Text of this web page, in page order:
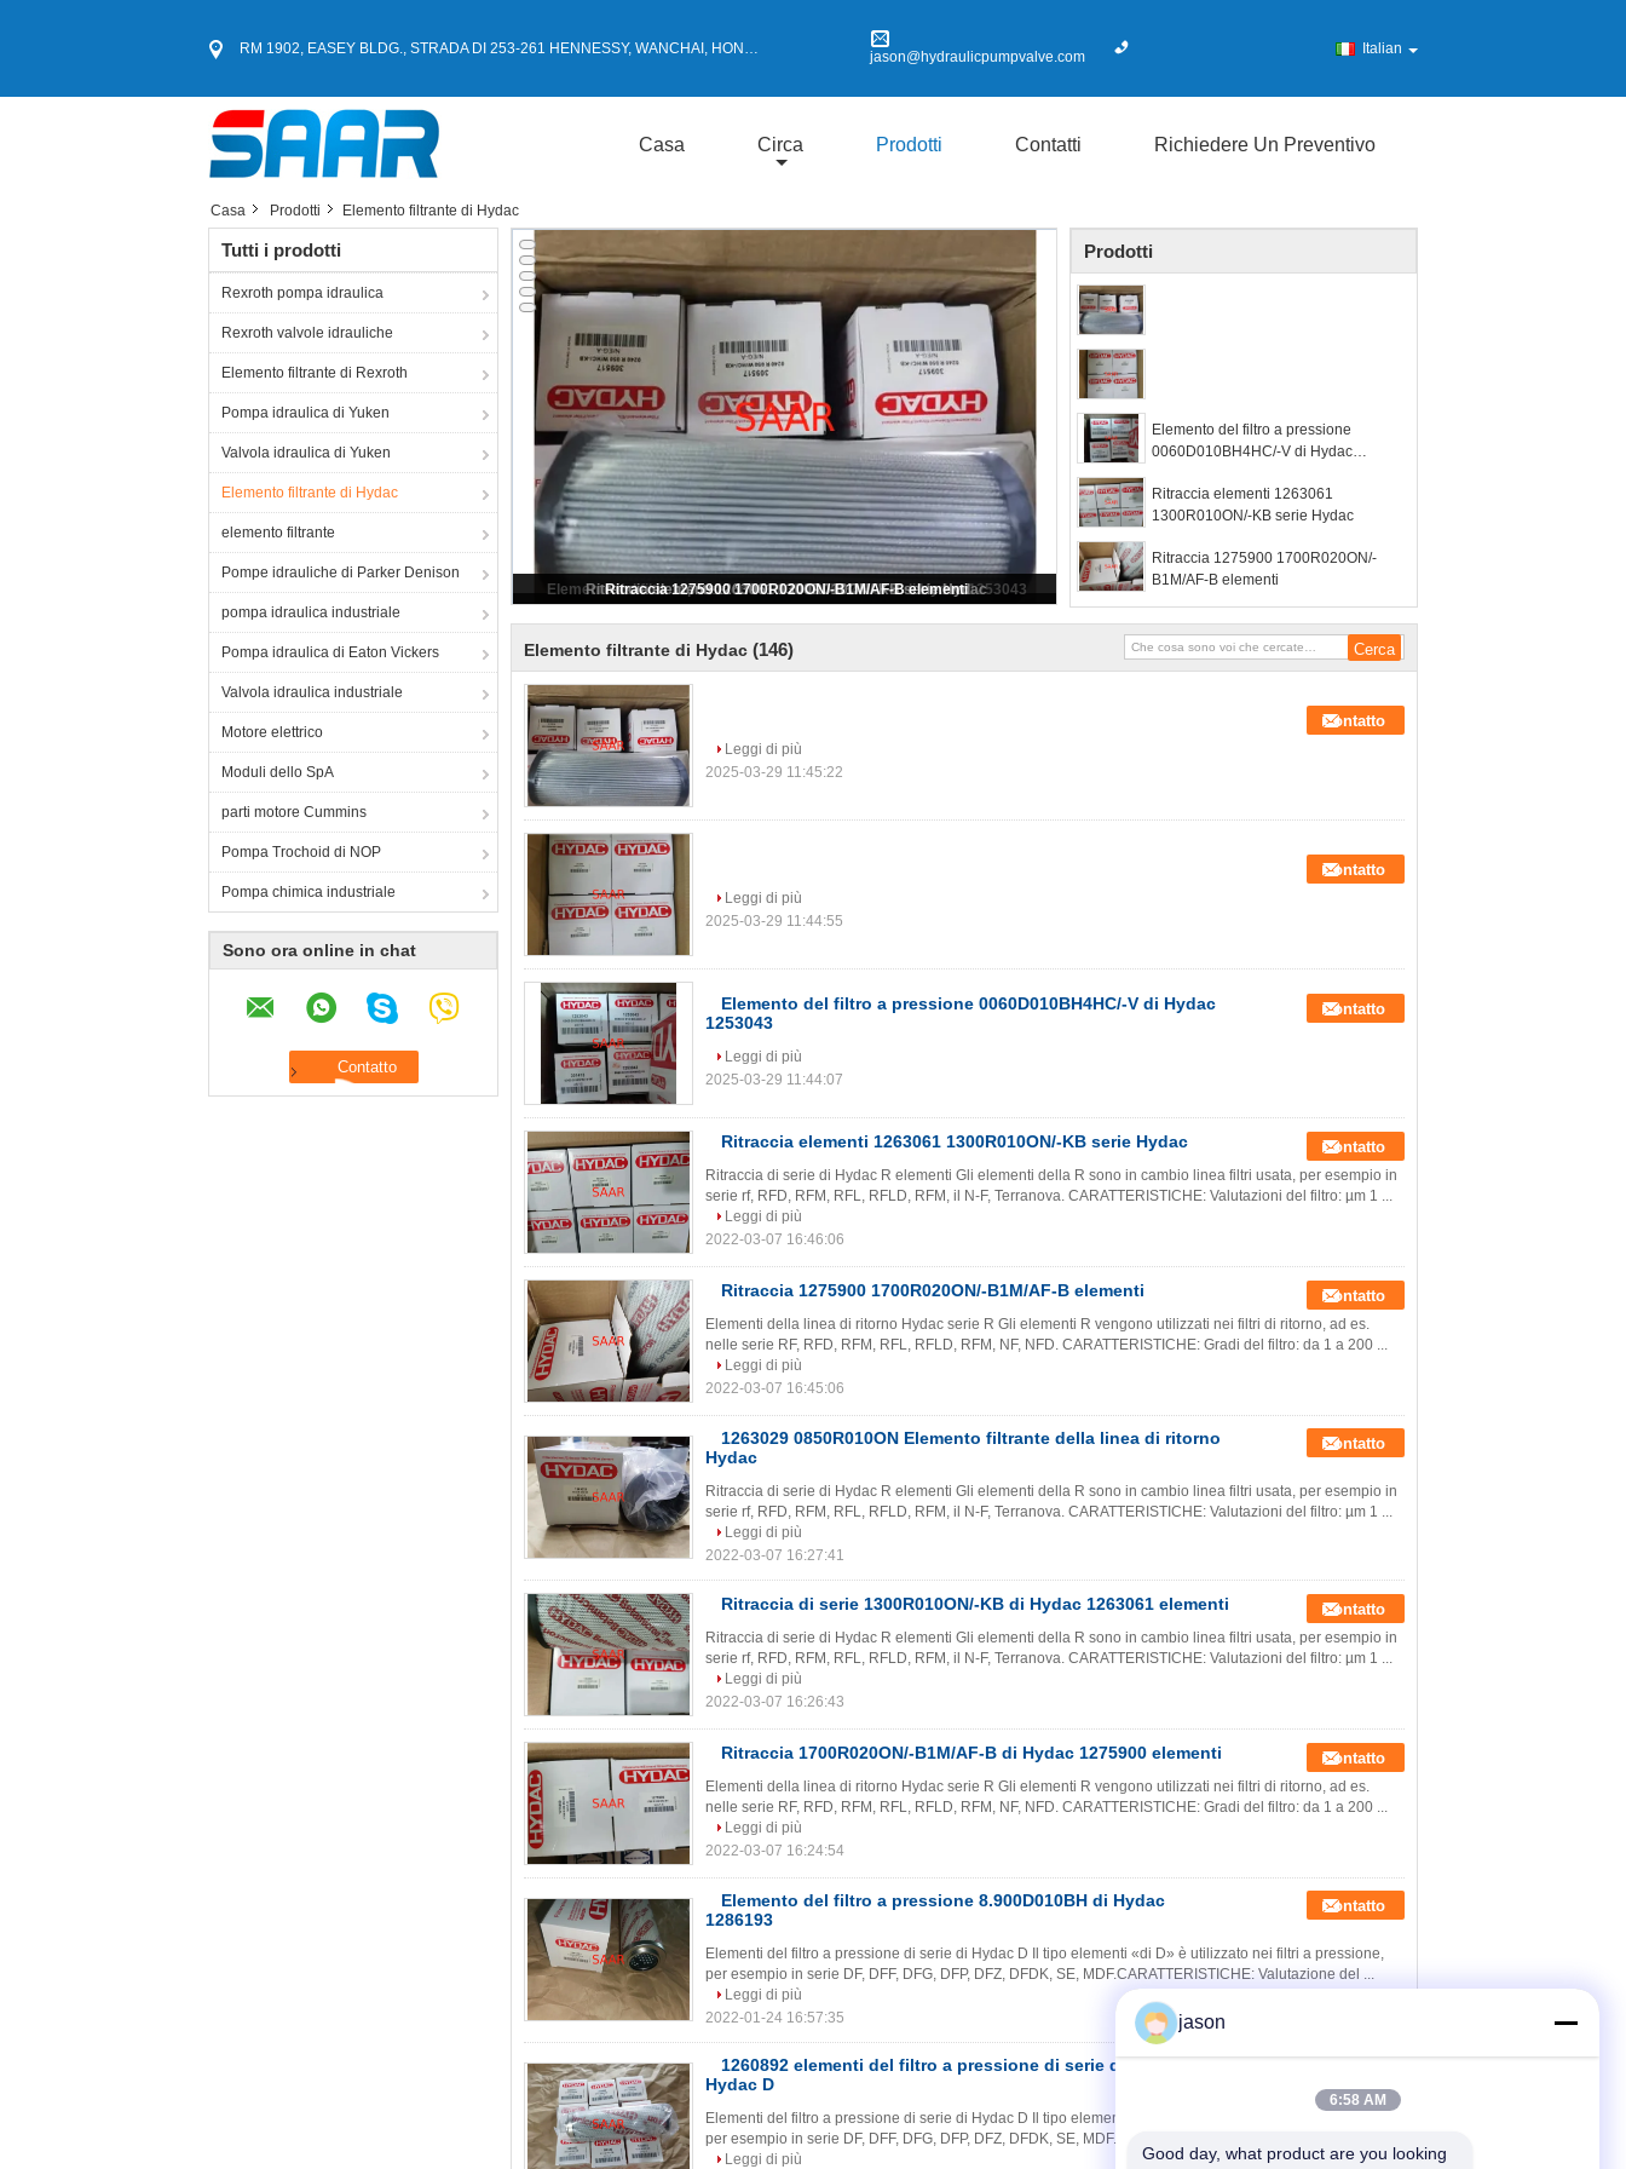
RM 1902, EASEY BLDG., STRADA DI 253-261 HENNESSY, WANCHAI, HONG KONG jason@hydraulicpumpvalve.com Italian
Casa Circa Prodotti Contatti Richiedere Un Preventivo
Casa Prodotti Elemento filtrante di Hydac
Tutti i prodotti
Rexroth pompa idraulica
Rexroth valvole idrauliche
Elemento filtrante di Rexroth
Pompa idraulica di Yuken
Valvola idraulica di Yuken
Elemento filtrante di Hydac
elemento filtrante
Pompe idrauliche di Parker Denison
pompa idraulica industriale
Pompa idraulica di Eaton Vickers
Valvola idraulica industriale
Motore elettrico
Moduli dello SpA
parti motore Cummins
Pompa Trochoid di NOP
Pompa chimica industriale
Sono ora online in chat
Prodotti
Elemento del filtro a pressione
0060D010BH4HC/-V di Hydac
Ritraccia elementi 1263061
1300R010ON/-KB serie Hydac
Ritraccia 1275900 1700R020ON/-
B1M/AF-B elementi
Elemento filtrante di Hydac (146)
Contatto
Leggi di più
2025-03-29 11:45:22
Contatto
Leggi di più
2025-03-29 11:44:55
Elemento del filtro a pressione 0060D010BH4HC/-V di Hydac
1253043
Contatto
Leggi di più
2025-03-29 11:44:07
Ritraccia elementi 1263061 1300R010ON/-KB serie Hydac Contatto
Ritraccia di serie di Hydac R elementi Gli elementi della R sono in cambio linea filtri usata, per esempio in
serie rf, RFD, RFM, RFL, RFLD, RFM, il N-F, Terranova. CARATTERISTICHE: Valutazioni del filtro: µm 1 ...
Leggi di più
2022-03-07 16:46:06
Ritraccia 1275900 1700R020ON/-B1M/AF-B elementi Contatto
Elementi della linea di ritorno Hydac serie R Gli elementi R vengono utilizzati nei filtri di ritorno, ad es.
nelle serie RF, RFD, RFM, RFL, RFLD, RFM, NF, NFD. CARATTERISTICHE: Gradi del filtro: da 1 a 200 ...
Leggi di più
2022-03-07 16:45:06
1263029 0850R010ON Elemento filtrante della linea di ritorno
Hydac
Contatto
Ritraccia di serie di Hydac R elementi Gli elementi della R sono in cambio linea filtri usata, per esempio in
serie rf, RFD, RFM, RFL, RFLD, RFM, il N-F, Terranova. CARATTERISTICHE: Valutazioni del filtro: µm 1 ...
Leggi di più
2022-03-07 16:27:41
Ritraccia di serie 1300R010ON/-KB di Hydac 1263061 elementi Contatto
Ritraccia di serie di Hydac R elementi Gli elementi della R sono in cambio linea filtri usata, per esempio in
serie rf, RFD, RFM, RFL, RFLD, RFM, il N-F, Terranova. CARATTERISTICHE: Valutazioni del filtro: µm 1 ...
Leggi di più
2022-03-07 16:26:43
Ritraccia 1700R020ON/-B1M/AF-B di Hydac 1275900 elementi Contatto
Elementi della linea di ritorno Hydac serie R Gli elementi R vengono utilizzati nei filtri di ritorno, ad es.
nelle serie RF, RFD, RFM, RFL, RFLD, RFM, NF, NFD. CARATTERISTICHE: Gradi del filtro: da 1 a 200 ...
Leggi di più
2022-03-07 16:24:54
Elemento del filtro a pressione 8.900D010BH di Hydac
1286193
Contatto
Elementi del filtro a pressione di serie di Hydac D Il tipo elementi «di D» è utilizzato nei filtri a pressione,
per esempio in serie DF, DFF, DFG, DFP, DFZ, DFDK, SE, MDF.CARATTERISTICHE: Valutazione del ...
Leggi di più
2022-01-24 16:57:35
1260892 elementi del filtro a pressione di serie di 0110D005ON
Hydac D
Elementi del filtro a pressione di serie di Hydac D Il tipo elementi «di D» è utilizzato nei filtri a pressione,
per esempio in serie DF, DFF, DFG, DFP, DFZ, DFDK, SE, MDF.CARATTERISTICHE: Valutazione del ...
Leggi di più
jason
6:58 AM
Good day, what product are you looking